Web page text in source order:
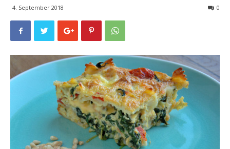
4. September 2018 0